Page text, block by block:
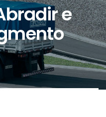
e